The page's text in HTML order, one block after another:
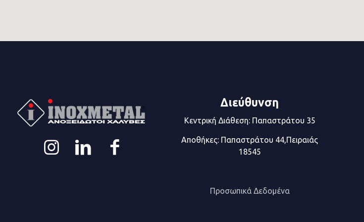
Διεύθυνση
Κεντρική Διάθεση: Παπαστράτου 35
Αποθήκες: Παπαστράτου 44,Πειραιάς
18545
Προσωπικά Δεδομένα